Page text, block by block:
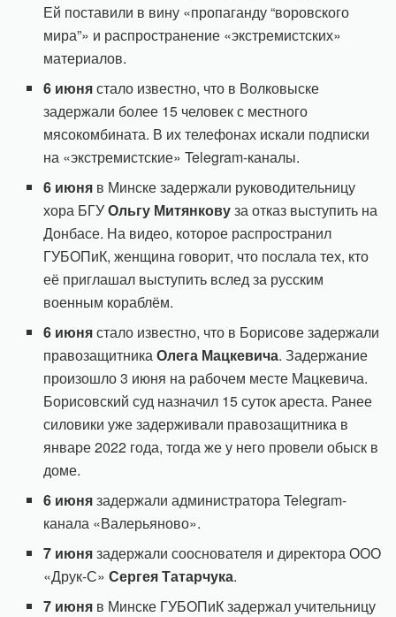
Ей поставили в вину «пропаганду “воровского
мира”» и распространение «экстремистских»
материалов.
6 июнястало известно, что в Волковыске
задержали более 15 человек с местного
мясокомбината. В их телефонах искали подписки
на «экстремистские» Telegram-каналы.
6 июня в Минске задержали руководительницу
хора БГУОльгу Митянковуза отказ выступить на
Донбасе. На видео, которое распространил
ГУБОПиК, женщина говорит, что послала тех, кто
её приглашал выступить вслед за русским
военным кораблём.
6 июнястало известно, что в Борисове задержали
правозащитникаОлега Мацкевича. Задержание
произошло 3 июня на рабочем месте Мацкевича.
Борисовский суд назначил 15 суток ареста. Ранее
силовики уже задерживали правозащитника в
январе 2022 года, тогда же у него провели обыск в
доме.
6 июнязадержали администратора Telegram-
канала «Валерьяново».
7 июнязадержали сооснователя и директора ООО
«Друк-С»Сергея Татарчука.
7 июня в Минске ГУБОПиК задержал учительницу